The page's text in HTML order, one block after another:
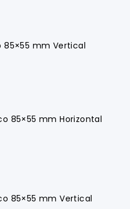
85×55 mm Vertical
85×55 mm Horizontal
85×55 mm Vertical